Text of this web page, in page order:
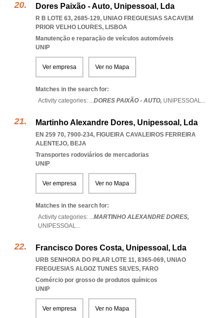
Dores Paixão - Auto, Unipessoal, Lda
R B LOTE 63, 2685-129, UNIAO FREGUESIAS SACAVEM
PRIOR VELHO LOURES, LISBOA
Manutenção e reparação de veículos automóveis
UNIP
Ver empresa Ver no Mapa
Matches in the search for:
Activity categories: ...DORES PAIXÃO - AUTO, UNIPESSOAL...
Martinho Alexandre Dores, Unipessoal, Lda
EN 259 70, 7900-234, FIGUEIRA CAVALEIROS FERREIRA
ALENTEJO, BEJA
Transportes rodoviários de mercadorias
UNIP
Ver empresa Ver no Mapa
Matches in the search for:
Activity categories: ...MARTINHO ALEXANDRE DORES,
UNIPESSOAL...
Francisco Dores Costa, Unipessoal, Lda
URB SENHORA DO PILAR LOTE 11, 8365-069, UNIAO
FREGUESIAS ALGOZ TUNES SILVES, FARO
Comércio por grosso de produtos químicos
UNIP
Ver empresa Ver no Mapa